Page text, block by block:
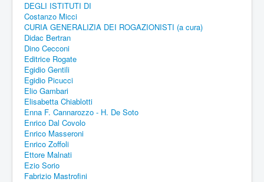
DEGLI ISTITUTI DI
Costanzo Micci
CURIA GENERALIZIA DEI ROGAZIONISTI (a cura)
Didac Bertran
Dino Cecconi
Editrice Rogate
Egidio Gentili
Egidio Picucci
Elio Gambari
Elisabetta Chiablotti
Enna F. Cannarozzo - H. De Soto
Enrico Dal Covolo
Enrico Masseroni
Enrico Zoffoli
Ettore Malnati
Ezio Sorio
Fabrizio Mastrofini